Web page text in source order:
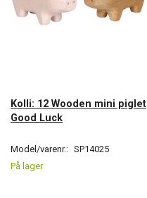
Kolli: 12 Wooden mini piglet
Good Luck
Model/varenr.: SP14025
På lager